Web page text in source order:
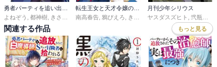
勇者パーティを追い出された器用貧乏 外伝 オフのセルマさんは不器用！？
よねぞう , 都神樹, きさらぎゆり
転生王女と天才令嬢の魔法革命
南高春告, 鴉ぴえろ, きさらぎゆり
月刊少年シリウス
ヤスダスズヒト , 弐瓶勉
関連する作品 もっと見る